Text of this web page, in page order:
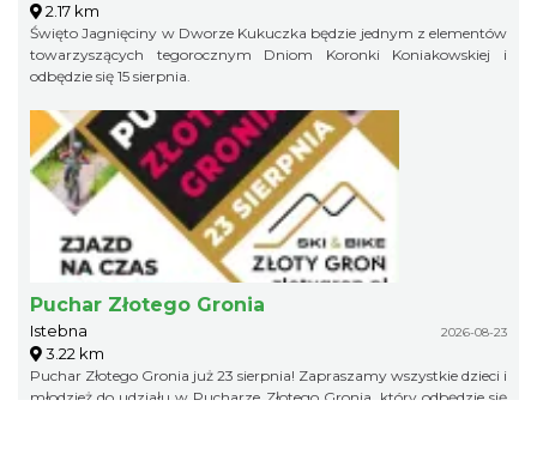
2.17 km
Święto Jagnięciny w Dworze Kukuczka będzie jednym z elementów
towarzyszących tegorocznym Dniom Koronki Koniakowskiej i
odbędzie się 15 sierpnia.
Puchar Złotego Gronia
Istebna 2026-08-23
3.22 km
Puchar Złotego Gronia już 23 sierpnia! Zapraszamy wszystkie dzieci i
młodzież do udziału w Pucharze Złotego Gronia, który odbędzie się